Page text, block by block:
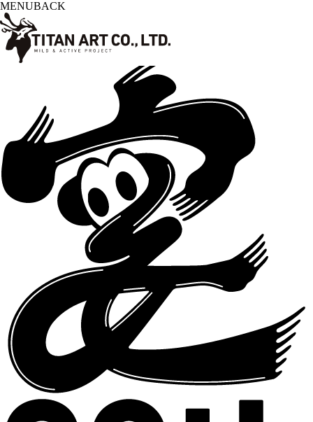
MENUBACK